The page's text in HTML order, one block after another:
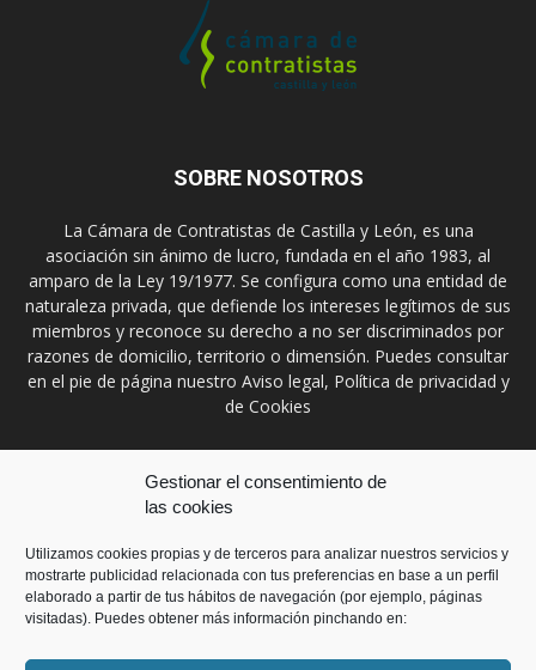
Gestionar el consentimiento de
las cookies
Utilizamos cookies propias y de terceros para analizar nuestros servicios y
mostrarte publicidad relacionada con tus preferencias en base a un perfil
elaborado a partir de tus hábitos de navegación (por ejemplo, páginas
visitadas). Puedes obtener más información pinchando en:
SOBRE NOSOTROS
La Cámara de Contratistas de Castilla y León, es una
asociación sin ánimo de lucro, fundada en el año 1983, al
amparo de la Ley 19/1977. Se configura como una entidad de
naturaleza privada, que defiende los intereses legítimos de sus
miembros y reconoce su derecho a no ser discriminados por
razones de domicilio, territorio o dimensión. Puedes consultar
en el pie de página nuestro Aviso legal, Política de privacidad y
de Cookies
Contáctanos:prensa@ccontratistascyl.es
SÍGUENOS